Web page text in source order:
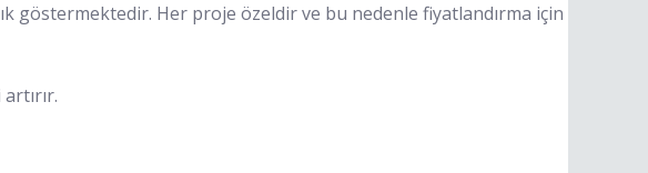
göstermektedir. Her proje özeldir ve bu nedenle fiyatlandırma için